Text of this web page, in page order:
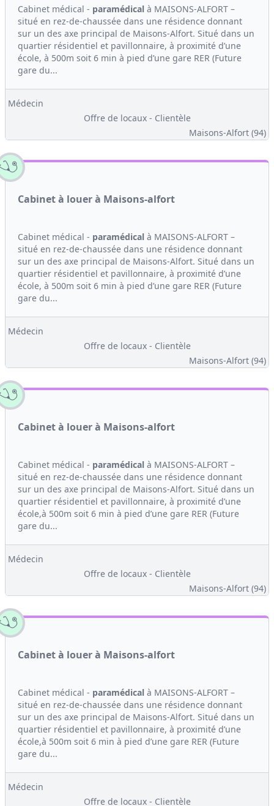
Cabinet médical - paramédical à MAISONS-ALFORT –
situé en rez-de-chaussée dans une résidence donnant
sur un des axe principal de Maisons-Alfort. Situé dans un
quartier résidentiel et pavillonnaire, à proximité d’une
école, à 500m soit 6 min à pied d’une gare RER (Future
gare du...
Médecin
Offre de locaux - Clientèle
Maisons-Alfort (94)
Cabinet à louer à Maisons-alfort
Cabinet médical - paramédical à MAISONS-ALFORT –
situé en rez-de-chaussée dans une résidence donnant
sur un des axe principal de Maisons-Alfort. Situé dans un
quartier résidentiel et pavillonnaire, à proximité d’une
école, à 500m soit 6 min à pied d’une gare RER (Future
gare du...
Médecin
Offre de locaux - Clientèle
Maisons-Alfort (94)
Cabinet à louer à Maisons-alfort
Cabinet médical - paramédical à MAISONS-ALFORT –
situé en rez-de-chaussée dans une résidence donnant
sur un des axe principal de Maisons-Alfort. Situé dans un
quartier résidentiel et pavillonnaire, à proximité d’une
école,à 500m soit 6 min à pied d’une gare RER (Future
gare du...
Médecin
Offre de locaux - Clientèle
Maisons-Alfort (94)
Cabinet à louer à Maisons-alfort
Cabinet médical - paramédical à MAISONS-ALFORT –
situé en rez-de-chaussée dans une résidence donnant
sur un des axe principal de Maisons-Alfort. Situé dans un
quartier résidentiel et pavillonnaire, à proximité d’une
école,à 500m soit 6 min à pied d’une gare RER (Future
gare du...
Médecin
Offre de locaux - Clientèle